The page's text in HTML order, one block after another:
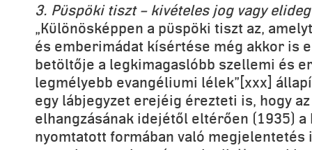
3. Püspöki tiszt – kivételes jog vagy
„Különösképpen a püspöki tiszt az,
és emberimádat kísértése még akkor is
betöltője a legkimagaslóbb szellemi és
legmélyebb evangéliumi lélek”[xxx]
egy lábjegyzet erejéig érezteti is, hogy
elhangzásának idejétől eltérően (1935)
nyomtatott formában való megjelentetés